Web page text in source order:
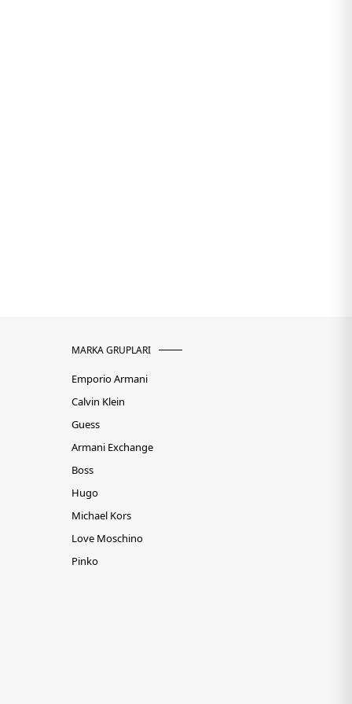
MARKA GRUPLARI
Emporio Armani
Calvin Klein
Guess
Armani Exchange
Boss
Hugo
Michael Kors
Love Moschino
Pinko